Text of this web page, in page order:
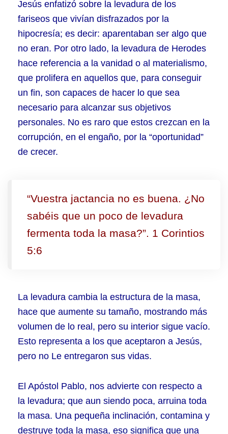
Jesús enfatizó sobre la levadura de los
fariseos que vivían disfrazados por la
hipocresía; es decir: aparentaban ser algo que
no eran. Por otro lado, la levadura de Herodes
hace referencia a la vanidad o al materialismo,
que prolifera en aquellos que, para conseguir
un fin, son capaces de hacer lo que sea
necesario para alcanzar sus objetivos
personales. No es raro que estos crezcan en la
corrupción, en el engaño, por la “oportunidad”
de crecer.
“Vuestra jactancia no es buena. ¿No
sabéis que un poco de levadura
fermenta toda la masa?”. 1 Corintios
5:6
La levadura cambia la estructura de la masa,
hace que aumente su tamaño, mostrando más
volumen de lo real, pero su interior sigue vacío.
Esto representa a los que aceptaron a Jesús,
pero no Le entregaron sus vidas.
El Apóstol Pablo, nos advierte con respecto a
la levadura; que aun siendo poca, arruina toda
la masa. Una pequeña inclinación, contamina y
destruye toda la masa, eso significa que una